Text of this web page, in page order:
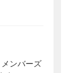
ンバーズ